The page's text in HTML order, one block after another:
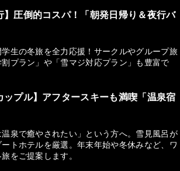
圧倒的コスパ！「朝発日帰り＆夜行バ
生の冬旅を全力応援！サークルやグループ旅
プラン」や「雪マジ対応プラン」も豊富で
プル】アフタースキーも満喫「温泉宿
温泉で癒やされたい」という方へ。雪見風呂が
トホテルを厳選。年末年始や冬休みなど、ワ
をご提案します。